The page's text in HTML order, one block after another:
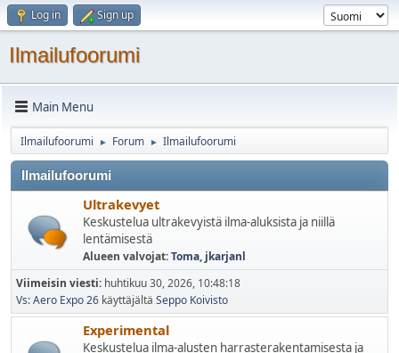
Log in Sign up
Ilmailufoorumi
Main Menu
Ilmailufoorumi ► Forum ► Ilmailufoorumi
Ilmailufoorumi
Ultrakevyet
Keskustelua ultrakevyistä ilma-aluksista ja niillä
lentämisestä
Alueen valvojat:Toma, jkarjanl
Viimeisin viesti: huhtikuu 30, 2026, 10:48:18
Vs: Aero Expo 26 käyttäjältä Seppo Koivisto
Experimental
Keskustelua ilma-alusten harrasterakentamisesta ja